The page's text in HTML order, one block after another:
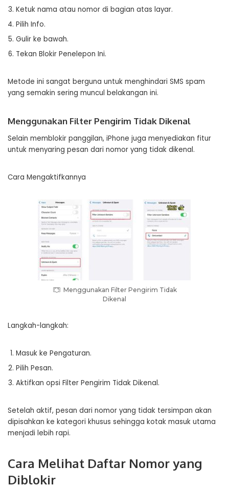
Ketuk nama atau nomor di bagian atas layar.
Pilih Info.
Gulir ke bawah.
Tekan Blokir Penelepon Ini.
Metode ini sangat berguna untuk menghindari SMS spam
yang semakin sering muncul belakangan ini.
Menggunakan Filter Pengirim Tidak Dikenal
Selain memblokir panggilan, iPhone juga menyediakan fitur
untuk menyaring pesan dari nomor yang tidak dikenal.
Cara Mengaktifkannya
Menggunakan Filter Pengirim Tidak
Dikenal
Langkah-langkah:
Masuk ke Pengaturan.
Pilih Pesan.
Aktifkan opsi Filter Pengirim Tidak Dikenal.
Setelah aktif, pesan dari nomor yang tidak tersimpan akan
dipisahkan ke kategori khusus sehingga kotak masuk utama
menjadi lebih rapi.
Cara Melihat Daftar Nomor yang
Diblokir